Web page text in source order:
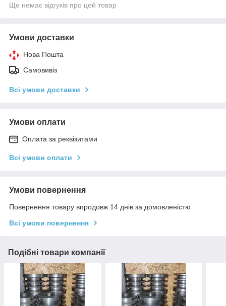
Ще немає відгуків про цей товар
Умови доставки
Нова Пошта
Самовивіз
Всі умови доставки
Умови оплати
Оплата за реквізитами
Всі умови оплати
Умови повернення
Повернення товару впродовж 14 днів за домовленістю
Всі умови повернення
Подібні товари компанії